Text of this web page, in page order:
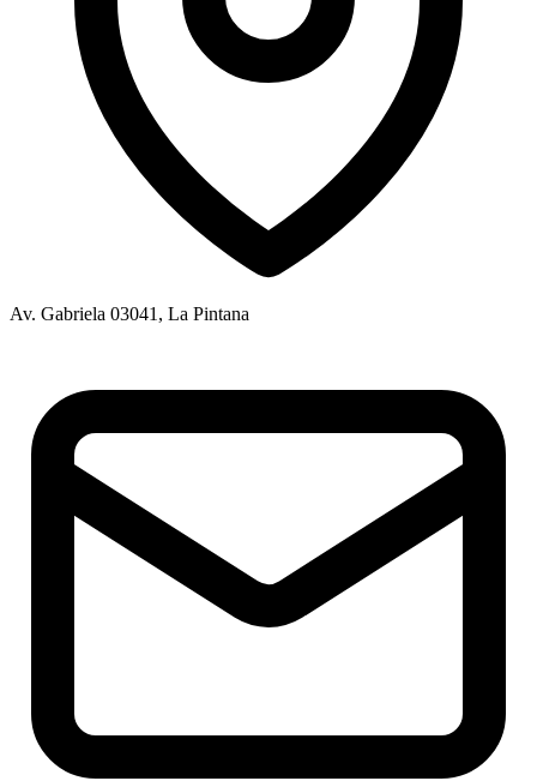
Av. Gabriela 03041, La Pintana